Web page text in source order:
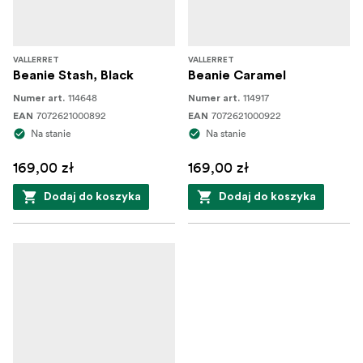
VALLERRET
Beanie Stash, Black
Numer art. 114648
EAN 7072621000892
Na stanie
169,00 zł
Dodaj do koszyka
VALLERRET
Beanie Caramel
Numer art. 114917
EAN 7072621000922
Na stanie
169,00 zł
Dodaj do koszyka